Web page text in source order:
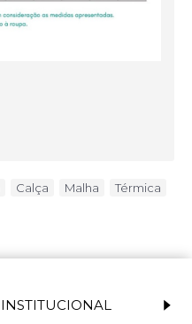
Calça Malha Térmica
INSTITUCIONAL